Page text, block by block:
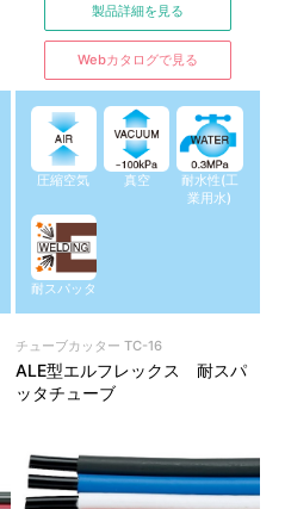
製品詳細を見る
Webカタログで見る
圧縮空気 真空
耐水性(工
業用水)
耐スパッタ
チューブカッター TC-16
ALE型エルフレックス 耐スパ
ッタチューブ